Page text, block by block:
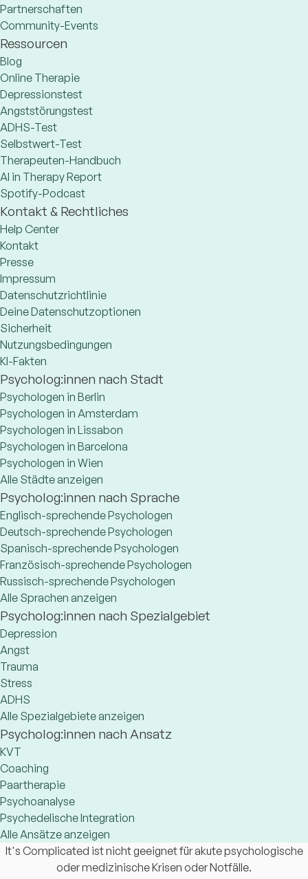
Partnerschaften
Community-Events
Ressourcen
Blog
Online Therapie
Depressionstest
Angststörungstest
ADHS-Test
Selbstwert-Test
Therapeuten-Handbuch
AI in Therapy Report
Spotify-Podcast
Kontakt & Rechtliches
Help Center
Kontakt
Presse
Impressum
Datenschutzrichtlinie
Deine Datenschutzoptionen
Sicherheit
Nutzungsbedingungen
KI-Fakten
Psycholog:innen nach Stadt
Psychologen in Berlin
Psychologen in Amsterdam
Psychologen in Lissabon
Psychologen in Barcelona
Psychologen in Wien
Alle Städte anzeigen
Psycholog:innen nach Sprache
Englisch-sprechende Psychologen
Deutsch-sprechende Psychologen
Spanisch-sprechende Psychologen
Französisch-sprechende Psychologen
Russisch-sprechende Psychologen
Alle Sprachen anzeigen
Psycholog:innen nach Spezialgebiet
Depression
Angst
Trauma
Stress
ADHS
Alle Spezialgebiete anzeigen
Psycholog:innen nach Ansatz
KVT
Coaching
Paartherapie
Psychoanalyse
Psychedelische Integration
Alle Ansätze anzeigen
It's Complicated ist nicht geeignet für akute psychologische
oder medizinische Krisen oder Notfälle.